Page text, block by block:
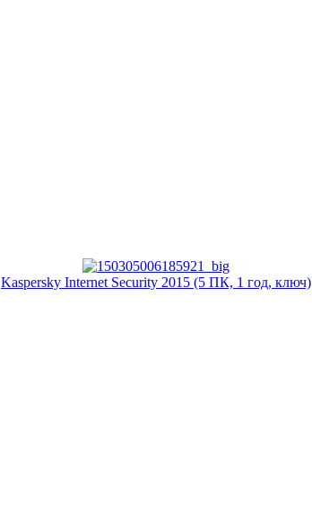
Kaspersky Internet Security 2015 (5 ПК, 1 год, ключ)